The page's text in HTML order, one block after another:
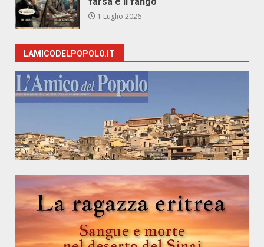
1 Luglio 2026
LAMICODELPOPOLO.IT